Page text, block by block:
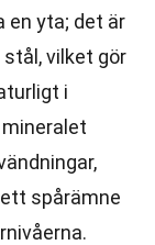
en yta; det är
vilket gör
i
spårämne